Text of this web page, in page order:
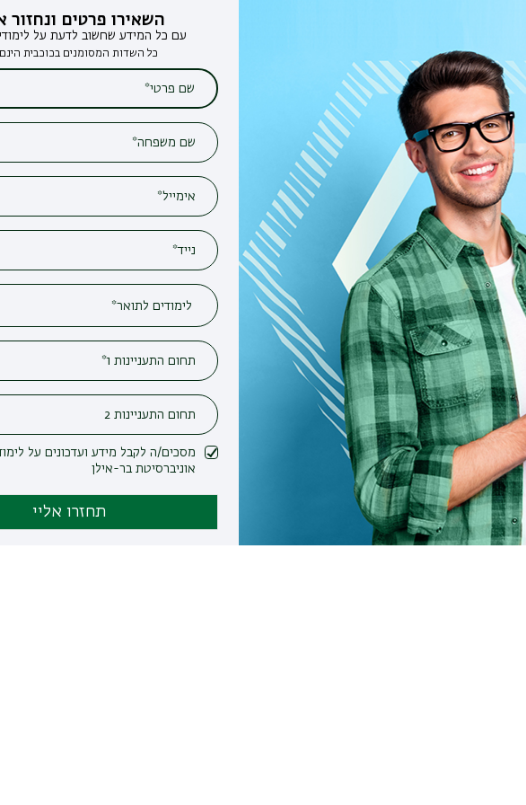
השאירו פרטים ונחזור אליכם
עם כל המידע שחשוב לדעת על לימודים בבר-אילן
כל השדות המסומנים בכוכבית הינם חובה*
מסכים/ה לקבל מידע ועדכונים על לימודים ופעילות
אוניברסיטת בר-אילן